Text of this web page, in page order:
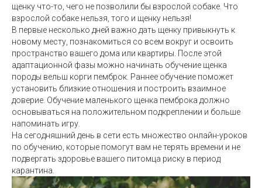
щенку что-то, чего не позволили бы взрослой собаке. Что
взрослой собаке нельзя, того и щенку нельзя!
В первые несколько дней важно дать щенку привыкнуть к
новому месту, познакомиться со всем вокруг и освоить
пространство вашего дома или квартиры. После этой
адаптационной фазы можно начинать обучение щенка
породы вельш корги пемброк. Раннее обучение поможет
установить близкие отношения и построить взаимное
доверие. Обучение маленького щенка пемброка должно
основываться на положительном подкреплении и больше
напоминать игру.
На сегодняшний день в сети есть множество онлайн-уроков
по обучению, которые помогут вам не терять времени и не
подвергать здоровье вашего питомца риску в период
карантина.